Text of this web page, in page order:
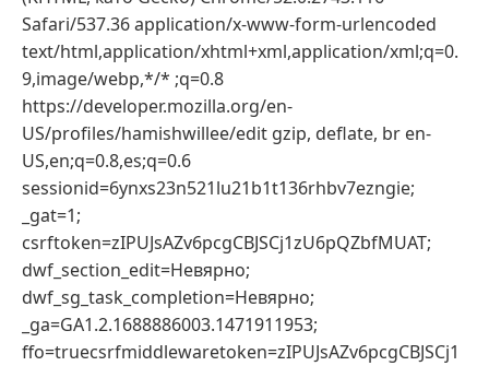
Safari/537.36 application/x-www-form-urlencoded
text/html,application/xhtml+xml,application/xml;q=0.
9,image/webp,*/* ;q=0.8
https://developer.mozilla.org/en-
US/profiles/hamishwillee/edit gzip, deflate, br en-
US,en;q=0.8,es;q=0.6
sessionid=6ynxs23n521lu21b1t136rhbv7ezngie;
_gat=1;
csrftoken=zIPUJsAZv6pcgCBJSCj1zU6pQZbfMUAT;
dwf_section_edit=Невярно;
dwf_sg_task_completion=Невярно;
_ga=GA1.2.1688886003.1471911953;
ffo=truecsrfmiddlewaretoken=zIPUJsAZv6pcgCBJSCj1